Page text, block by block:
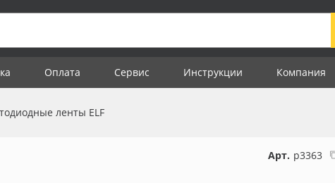
Оплата Сервис Инструкции Компания
ленты ELF
Арт. р3363